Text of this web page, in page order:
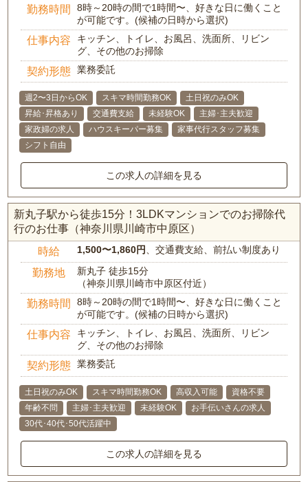
勤務時間
8時～20時の間で1時間〜、好きな日に働くこと
が可能です。(候補の日時から選択)
仕事内容
キッチン、トイレ、お風呂、洗面所、リビン
グ、その他のお掃除
契約形態 業務委託
週2〜3日からOK スキマ時間勤務OK
土日祝のみOK
昇給･昇格あり
交通費支給 未経験OK
主婦･主夫歓迎
家政婦の求人
ハウスキーパー募集
家事代行スタッフ募集
シフト自由
この求人の詳細を見る
新丸子駅から徒歩15分！3LDKマンションでのお掃除代
行のお仕事（神奈川県川崎市中原区）
時給 1,500〜1,860円、交通費支給、前払い制度あり
勤務地
新丸子 徒歩15分
（神奈川県川崎市中原区付近）
勤務時間
8時～20時の間で1時間〜、好きな日に働くこと
が可能です。(候補の日時から選択)
仕事内容
キッチン、トイレ、お風呂、洗面所、リビン
グ、その他のお掃除
契約形態 業務委託
土日祝のみOK スキマ時間勤務OK 高収入可能
資格不要
年齢不問
主婦･主夫歓迎 未経験OK
お手伝いさんの求人
30代･40代･50代活躍中
この求人の詳細を見る